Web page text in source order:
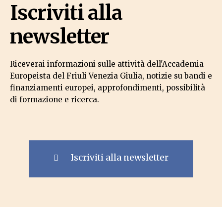
Iscriviti alla
newsletter
Riceverai informazioni sulle attività dell'Accademia
Europeista del Friuli Venezia Giulia, notizie su bandi e
finanziamenti europei, approfondimenti, possibilità
di formazione e ricerca.
Iscriviti alla newsletter